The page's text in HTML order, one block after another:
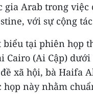
gia Arab trong
với sự cộng
biểu tại phiên họp
Cairo (Ai Cập)
xã hội, bà Haifa
họp này nhằm